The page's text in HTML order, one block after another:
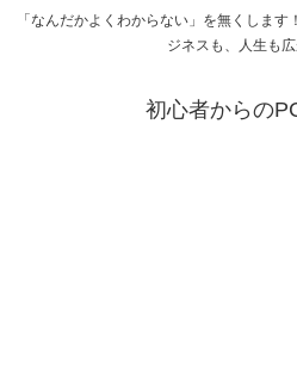
「なんだかよくわからない」を無くしま
ジネスも、人生も広
初心者からの